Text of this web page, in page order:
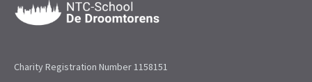
Charity Registration Number 1158151